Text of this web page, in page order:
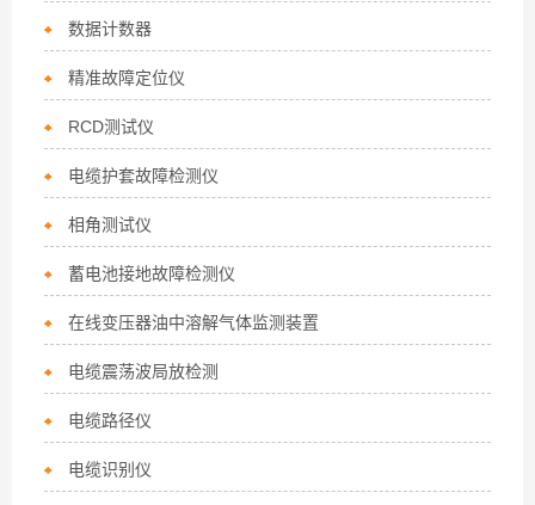
数据计数器
精准故障定位仪
RCD测试仪
电缆护套故障检测仪
相角测试仪
蓄电池接地故障检测仪
在线变压器油中溶解气体监测装置
电缆震荡波局放检测
电缆路径仪
电缆识别仪